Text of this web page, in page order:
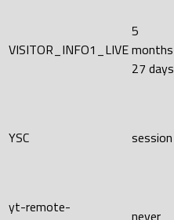
VISITOR_INFO1_LIVE
5
months
27 days
YSC session
yt-remote-
never